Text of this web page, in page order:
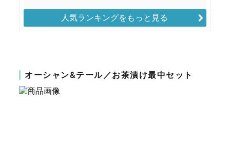
人気ランキングをもっと見る
オーシャン&テール／お茶漬け最中セット